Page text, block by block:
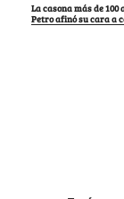
La casona más de
Petro afinó su cara a